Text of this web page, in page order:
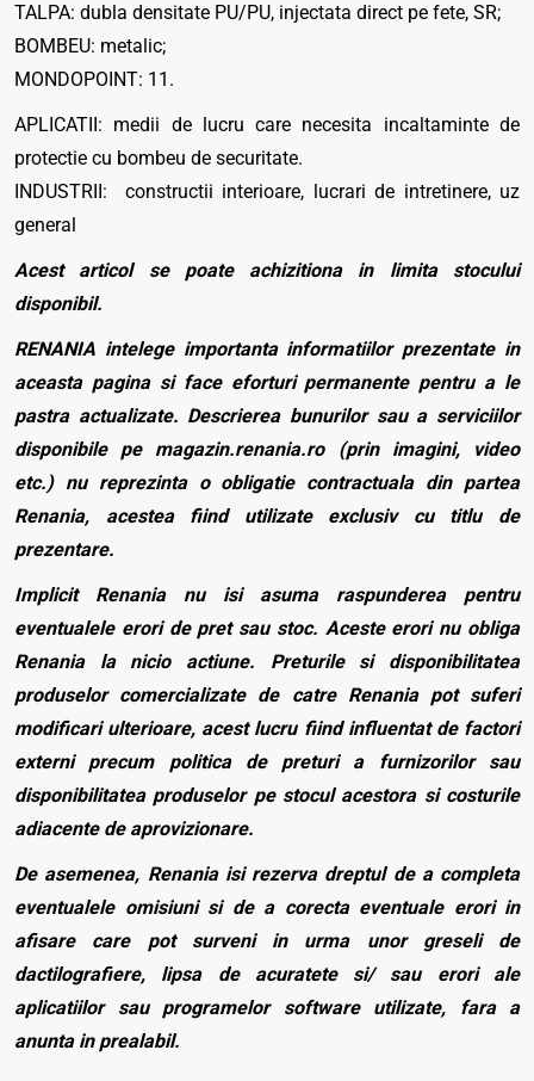
TALPA: dubla densitate PU/PU, injectata direct pe fete, SR;
BOMBEU: metalic;
MONDOPOINT: 11.
APLICATII: medii de lucru care necesita incaltaminte de
protectie cu bombeu de securitate.
INDUSTRII: constructii interioare, lucrari de intretinere, uz
general
Acest articol se poate achizitiona in limita stocului
disponibil.
RENANIA intelege importanta informatiilor prezentate in
aceasta pagina si face eforturi permanente pentru a le
pastra actualizate. Descrierea bunurilor sau a serviciilor
disponibile pe magazin.renania.ro (prin imagini, video
etc.) nu reprezinta o obligatie contractuala din partea
Renania, acestea fiind utilizate exclusiv cu titlu de
prezentare.
Implicit Renania nu isi asuma raspunderea pentru
eventualele erori de pret sau stoc. Aceste erori nu obliga
Renania la nicio actiune. Preturile si disponibilitatea
produselor comercializate de catre Renania pot suferi
modificari ulterioare, acest lucru fiind influentat de factori
externi precum politica de preturi a furnizorilor sau
disponibilitatea produselor pe stocul acestora si costurile
adiacente de aprovizionare.
De asemenea, Renania isi rezerva dreptul de a completa
eventualele omisiuni si de a corecta eventuale erori in
afisare care pot surveni in urma unor greseli de
dactilografiere, lipsa de acuratete si/ sau erori ale
aplicatiilor sau programelor software utilizate, fara a
anunta in prealabil.